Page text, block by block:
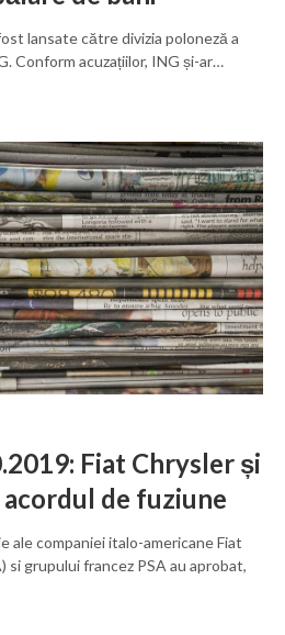
lansate către divizia poloneză a
Conform acuzațiilor, ING și-ar…
Fiat Chrysler și
acordul de fuziune
ale companiei italo-americane Fiat
si grupului francez PSA au aprobat,